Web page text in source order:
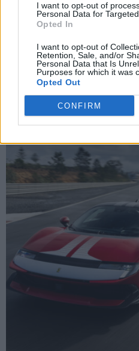
I want to opt-out of
Personal Data for
Opted In
I want to opt-out of
Retention, Sale, and/or
Personal Data that Is
Purposes for which it was
Opted Out
CONFIRM
Revuelto Impavido è una
ai